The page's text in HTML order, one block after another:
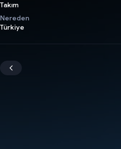
Takım
Nereden
Türkiye